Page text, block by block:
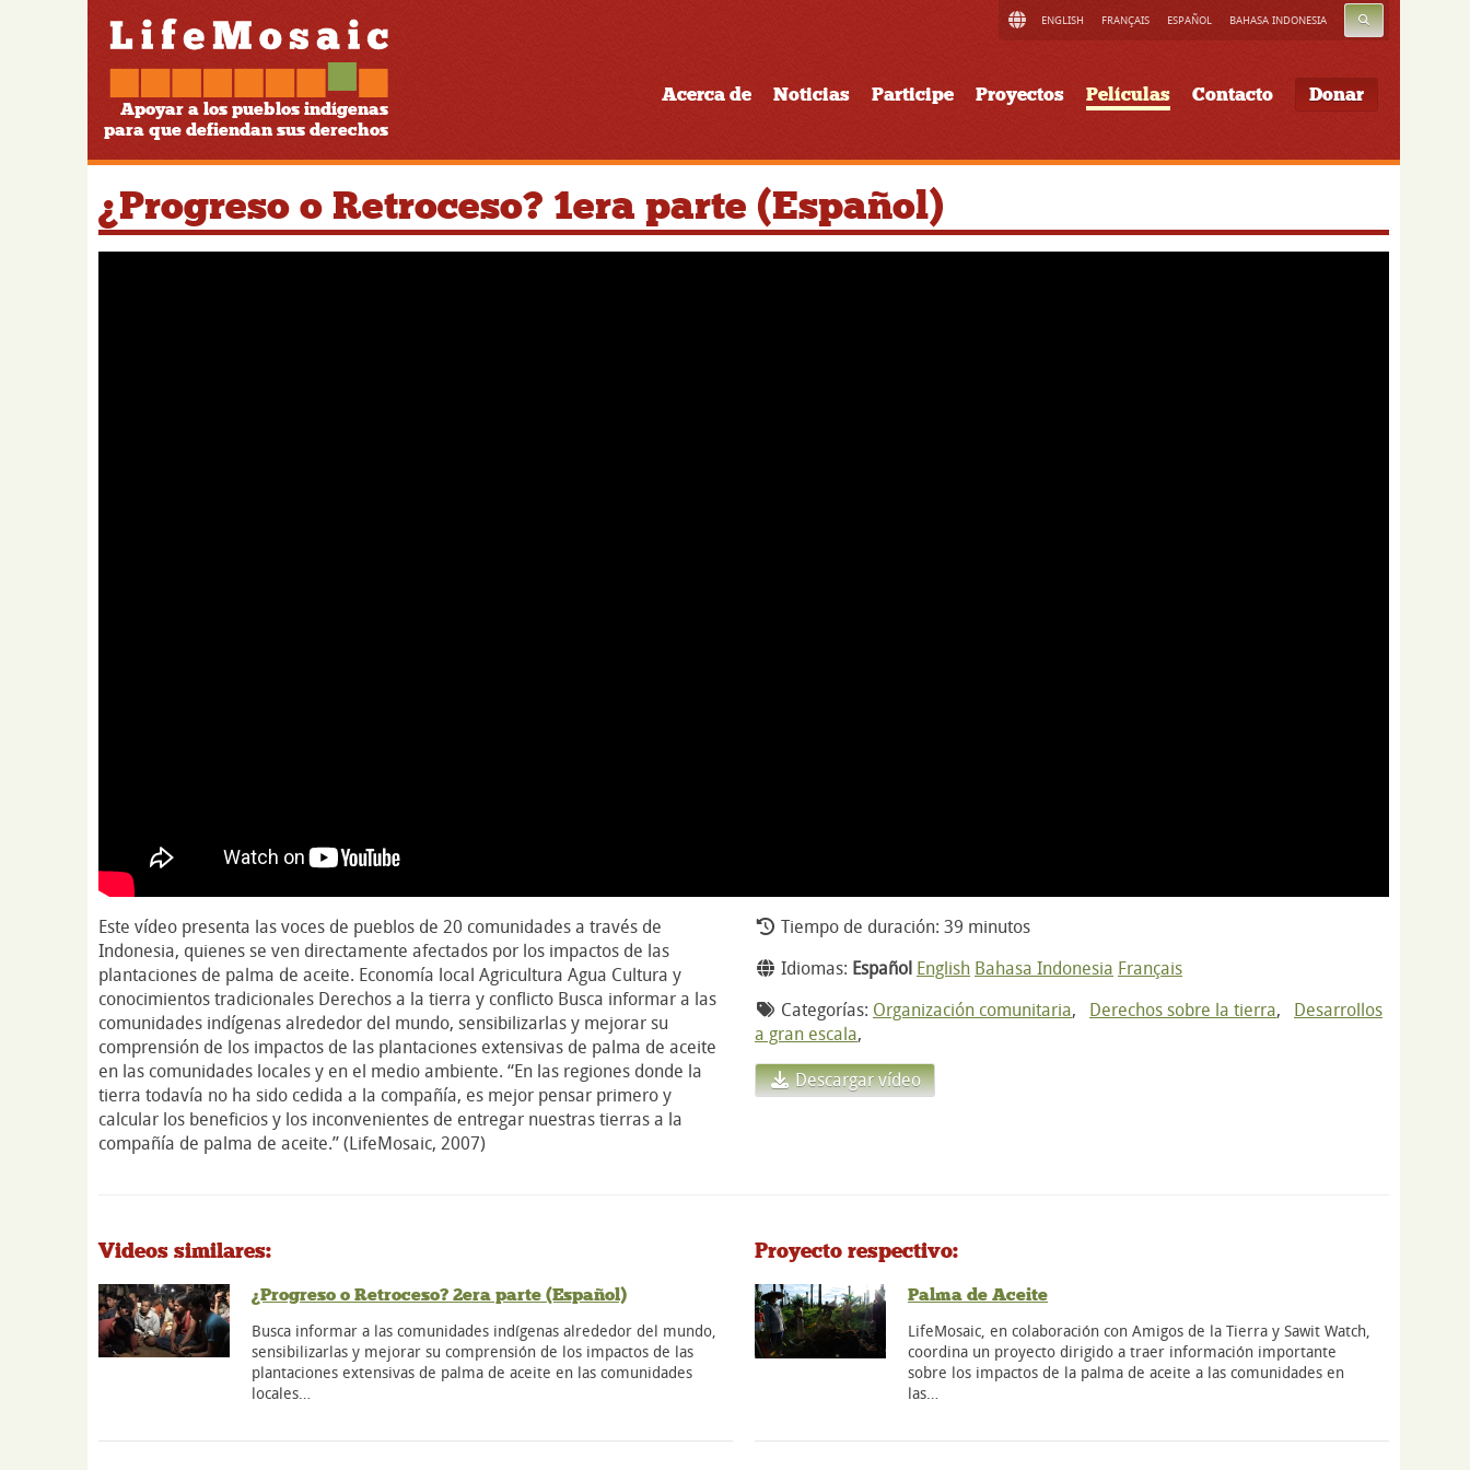
Apoyar a los pueblos indígenas
para que defiendan sus derechos
ENGLISH FRANÇAIS ESPAÑOL BAHASA INDONESIA BUSCAR
Acerca de Noticias Participe Proyectos Películas Contacto Donar
¿Progreso o Retroceso? 1era parte (Español)
Este vídeo presenta las voces de pueblos de 20 comunidades a través de
Indonesia, quienes se ven directamente afectados por los impactos de las
plantaciones de palma de aceite. Economía local Agricultura Agua Cultura y
conocimientos tradicionales Derechos a la tierra y conflicto Busca informar a las
comunidades indígenas alrededor del mundo, sensibilizarlas y mejorar su
comprensión de los impactos de las plantaciones extensivas de palma de aceite
en las comunidades locales y en el medio ambiente. “En las regiones donde la
tierra todavía no ha sido cedida a la compañía, es mejor pensar primero y
calcular los beneficios y los inconvenientes de entregar nuestras tierras a la
compañía de palma de aceite.” (LifeMosaic, 2007)
Tiempo de duración: 39 minutos
Idiomas: Español English Bahasa Indonesia Français
Categorías: Organización comunitaria, Derechos sobre la tierra, Desarrollos
a gran escala,
Descargar vídeo
Videos similares:
¿Progreso o Retroceso? 2era parte (Español)
Busca informar a las comunidades indígenas alrededor del mundo,
sensibilizarlas y mejorar su comprensión de los impactos de las
plantaciones extensivas de palma de aceite en las comunidades
locales…
Proyecto respectivo:
Palma de Aceite
LifeMosaic, en colaboración con Amigos de la Tierra y Sawit Watch,
coordina un proyecto dirigido a traer información importante
sobre los impactos de la palma de aceite a las comunidades en
las…